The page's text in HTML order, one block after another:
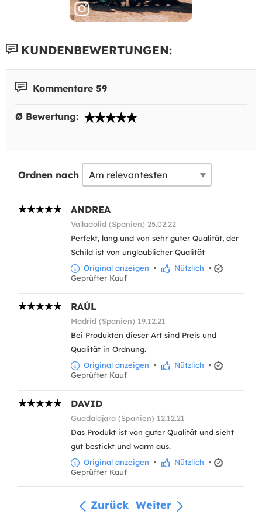
KUNDENBEWERTUNGEN:
Kommentare 59
Ø Bewertung:
Ordnen nach
ANDREA
Valladolid (Spanien) 25.02.22
Perfekt, lang und von sehr guter Qualität, der
Schild ist von unglaublicher Qualität
Original anzeigen • Nützlich •
Geprüfter Kauf
RAÚL
Madrid (Spanien) 19.12.21
Bei Produkten dieser Art sind Preis und
Qualität in Ordnung.
Original anzeigen • Nützlich •
Geprüfter Kauf
DAVID
Guadalajara (Spanien) 12.12.21
Das Produkt ist von guter Qualität und sieht
gut bestickt und warm aus.
Original anzeigen • Nützlich •
Geprüfter Kauf
Zurück Weiter